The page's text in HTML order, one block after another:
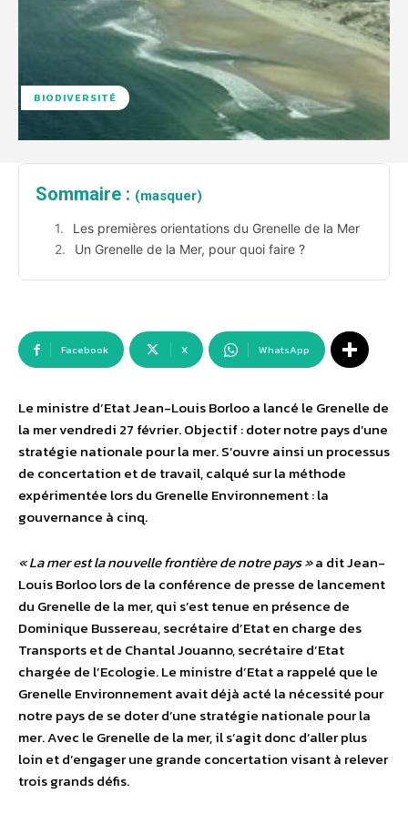
BIODIVERSITÉ
Sommaire : (masquer)
Les premières orientations du Grenelle de la Mer
Un Grenelle de la Mer, pour quoi faire ?
Facebook X WhatsApp
Le ministre d’Etat Jean-Louis Borloo a lancé le Grenelle de
la mer vendredi 27 février. Objectif : doter notre pays d’une
stratégie nationale pour la mer. S’ouvre ainsi un processus
de concertation et de travail, calqué sur la méthode
expérimentée lors du Grenelle Environnement : la
gouvernance à cinq.
« La mer est la nouvelle frontière de notre pays »a dit Jean-
Louis Borloo lors de la conférence de presse de lancement
du Grenelle de la mer, qui s’est tenue en présence de
Dominique Bussereau, secrétaire d’Etat en charge des
Transports et de Chantal Jouanno, secrétaire d’Etat
chargée de l’Ecologie. Le ministre d’Etat a rappelé que le
Grenelle Environnement avait déjà acté la nécessité pour
notre pays de se doter d’une stratégie nationale pour la
mer. Avec le Grenelle de la mer, il s’agit donc d’aller plus
loin et d’engager une grande concertation visant à relever
trois grands défis.